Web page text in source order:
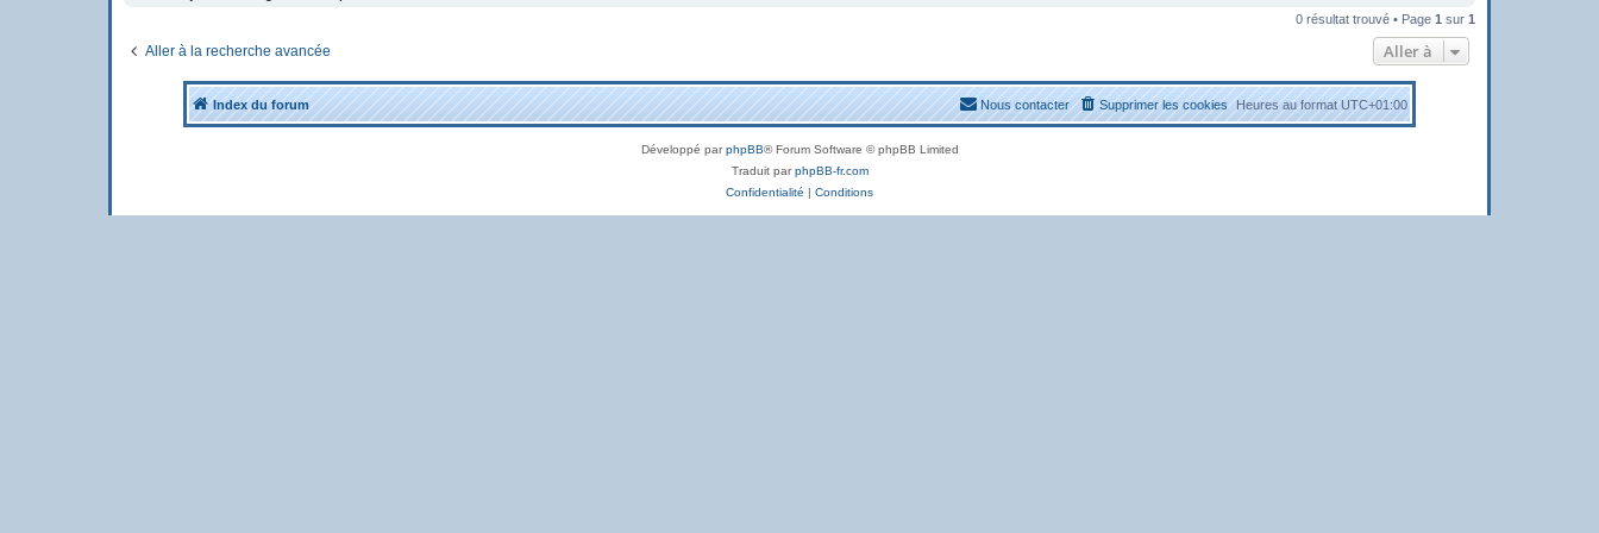
0 résultat trouvé • Page 1 sur 1
Aller à la recherche avancée Aller à
Index du forum Heures au formatUTC+01:00
Supprimer les cookies
Nous contacter
Développé parphpBB® Forum Software © phpBB Limited
Traduit parphpBB-fr.com
Confidentialité | Conditions